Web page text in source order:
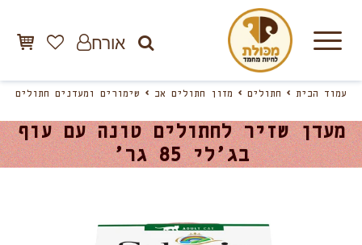
אורח
עמוד הבית חתולים מזון חתולים אב שימורים ומעדנים חתולים
מעדן שזיר לחתולים טונה עם עוף
בג’לי 85 גר’